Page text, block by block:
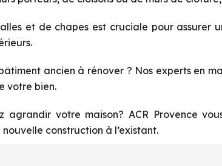
et de chapes est cruciale pour assurer
ancien à rénover ? Nos experts en
votre bien.
agrandir votre maison? ACR Provence
construction à l’existant.